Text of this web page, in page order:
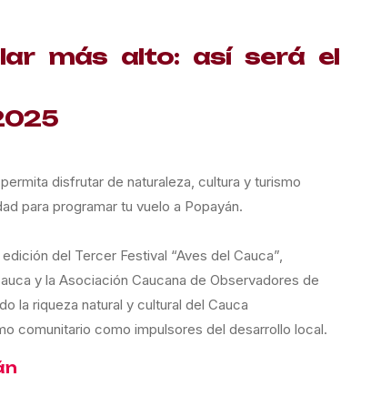
más alto: así será el
disfrutar de naturaleza, cultura y turismo
para programar tu vuelo a Popayán.
del Tercer Festival “Aves del Cauca”,
y la Asociación Caucana de Observadores de
la riqueza natural y cultural del Cauca
comunitario como impulsores del desarrollo local.